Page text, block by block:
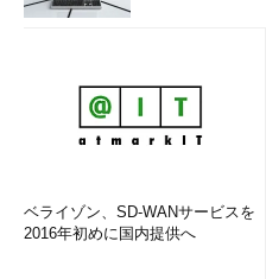
ベライゾン、SD-WANサービスを
2016年初めに国内提供へ